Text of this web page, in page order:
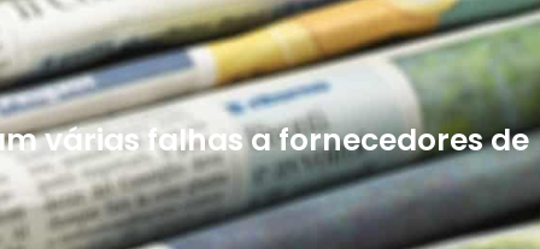
várias falhas a fornecedores de